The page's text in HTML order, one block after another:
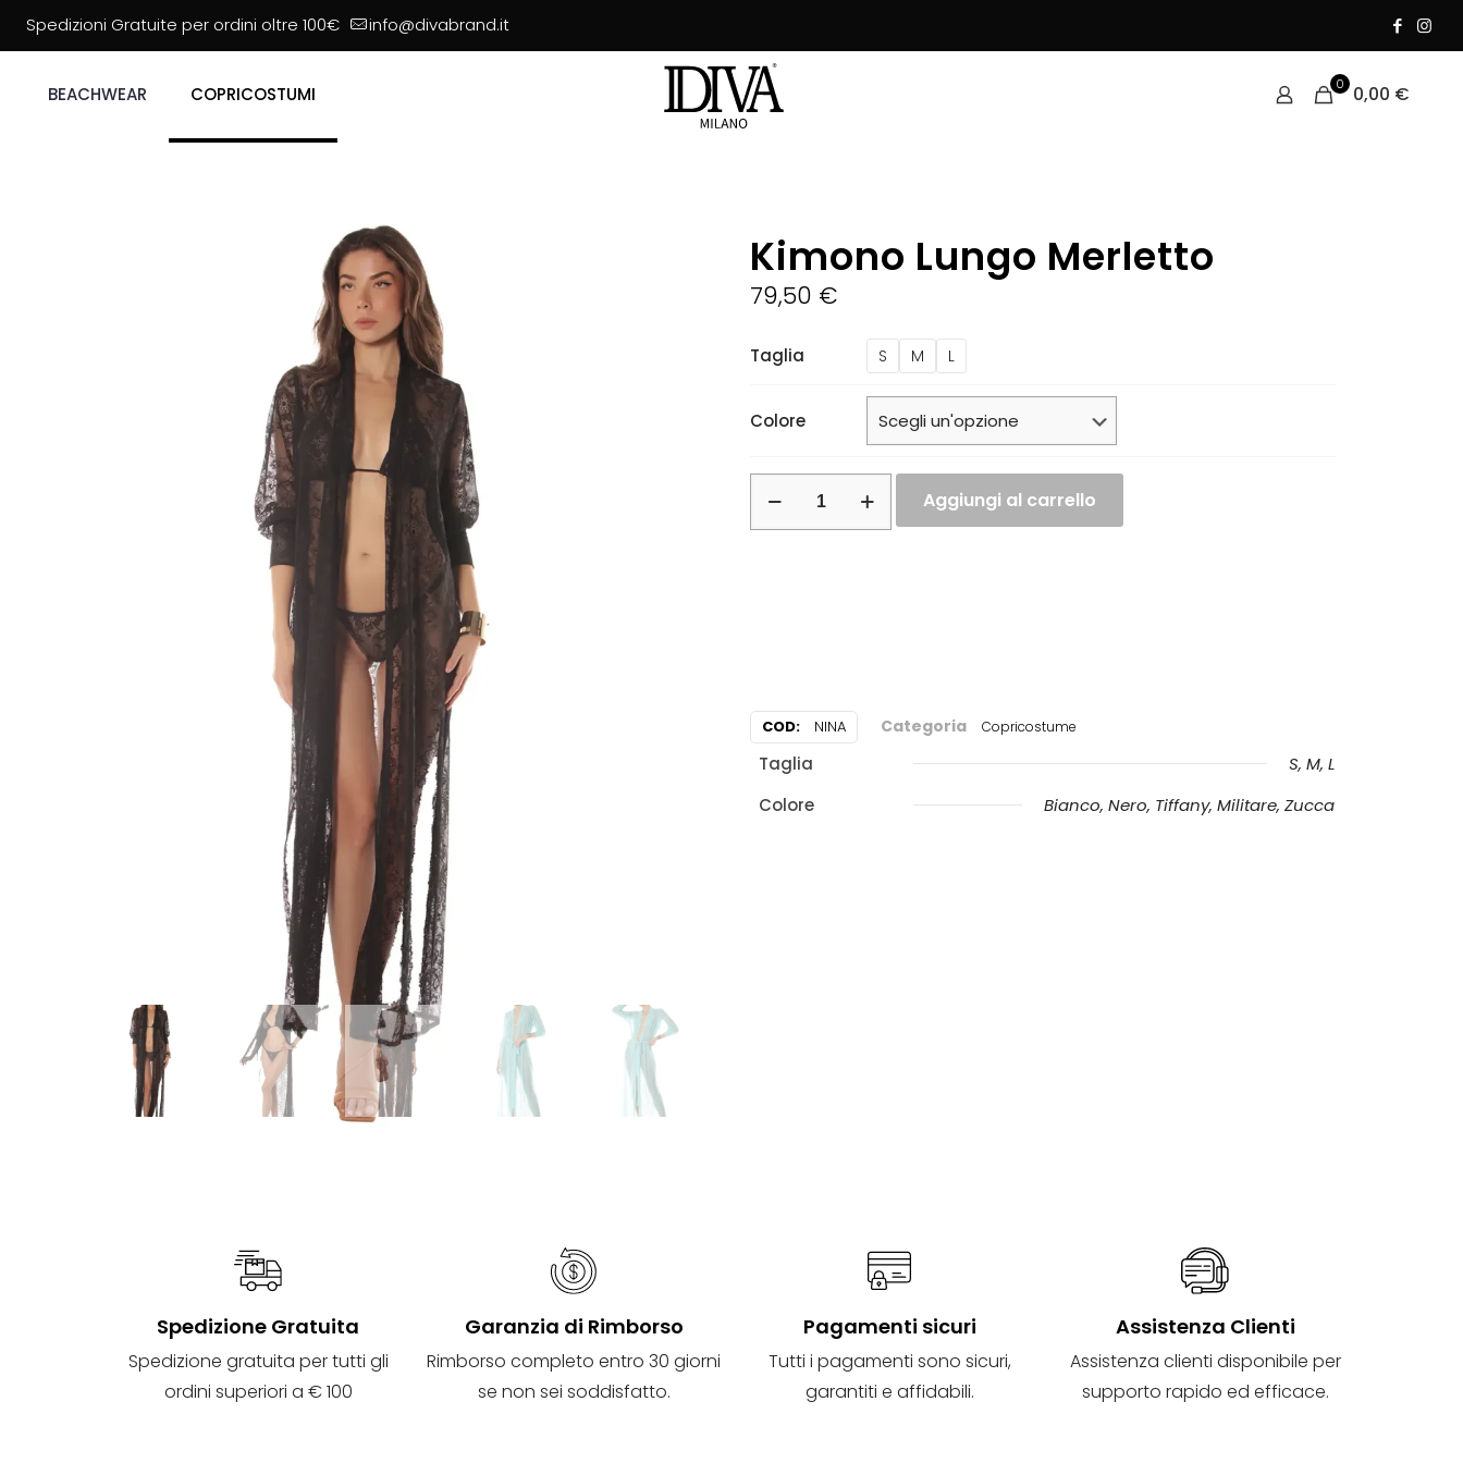
Spedizioni Gratuite per ordini oltre 100€ info@divabrand.it
BEACHWEAR COPRICOSTUMI 0 0,00 €
Kimono Lungo Merletto
79,50 €
Taglia S M L
Colore
Aggiungi al carrello
COD: NINA Categoria Copricostume
Taglia
S, M, L
Colore
Bianco, Nero, Tiffany, Militare, Zucca
Spedizione Gratuita
Spedizione gratuita per tutti gli
ordini superiori a € 100
Garanzia di Rimborso
Rimborso completo entro 30 giorni
se non sei soddisfatto.
Pagamenti sicuri
Tutti i pagamenti sono sicuri,
garantiti e affidabili.
Assistenza Clienti
Assistenza clienti disponibile per
supporto rapido ed efficace.